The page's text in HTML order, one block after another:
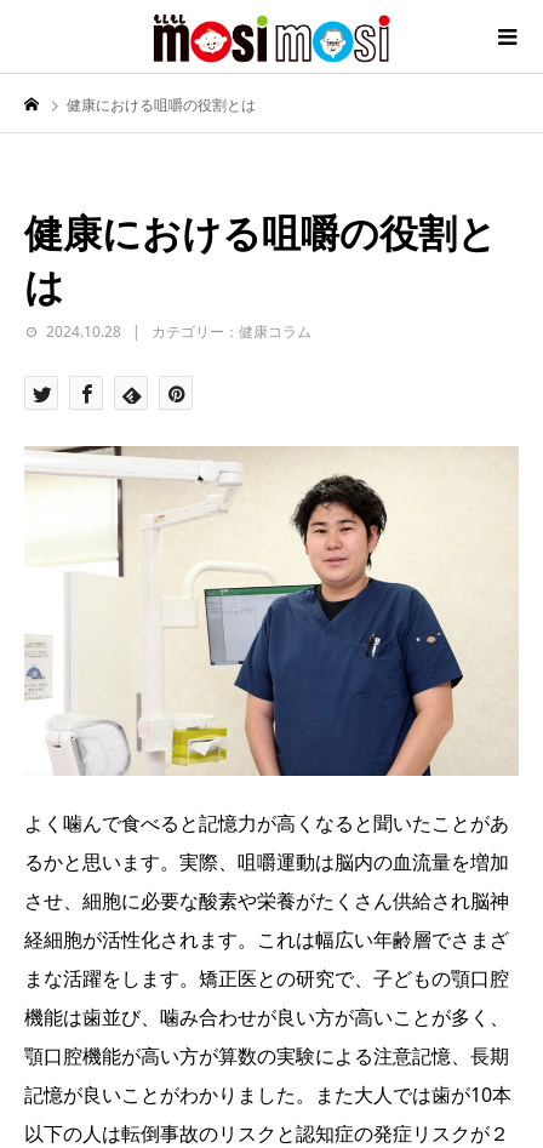
健康における咀嚼の役割とは
健康における咀嚼の役割と
は
2024.10.28 カテゴリー：健康コラム
よく噛んで食べると記憶力が高くなると聞いたことがあ
るかと思います。 実際、咀嚼運動は脳内の血流量を増加
させ、細胞に必要な酸素や栄養がた くさん供給され脳神
経細胞が活性化されます。これは幅広い年齢層でさま ざ
まな活躍をします。矯正医との研究で、子どもの顎口腔
機能は歯並び、 噛み合わせが良い方が高いことが多く、
顎口腔機能が高い方が算数の実験による注意記憶、長期
記憶が良いことがわかりま した。また大人では歯が10本
以下の人は転倒事故のリスクと認知症の発症リスクが２